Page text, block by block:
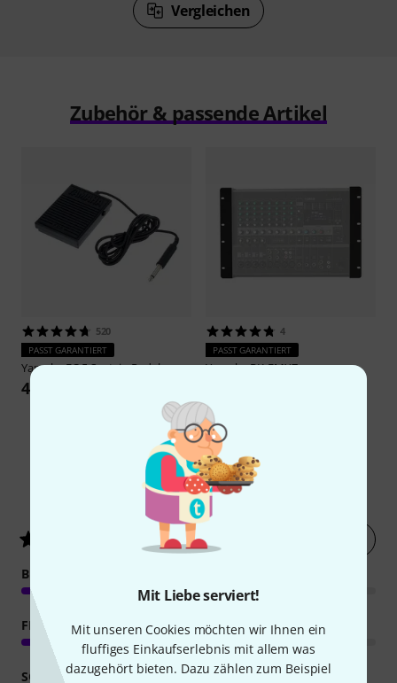
Mit Liebe serviert!
Mit unseren Cookies möchten wir Ihnen ein
fluffiges Einkaufserlebnis mit allem was
dazugehört bieten. Dazu zählen zum Beispiel
Vergleichen
Zubehör & passende Artikel
520
PASST GARANTIERT
YamahaFC 5 Sustain Pedal
42 €
4
PASST GARANTIERT
YamahaRK-EMX7
Kundenbewertungen
/ 5
BEDIENUNG
FEATURES
SOUND